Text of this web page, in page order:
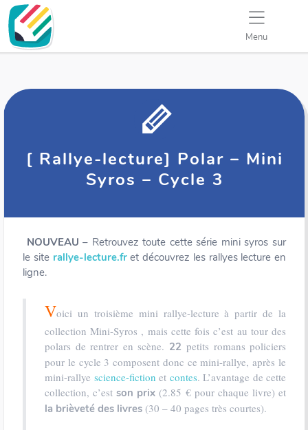
Menu
[ Rallye-lecture] Polar – Mini
Syros – Cycle 3
NOUVEAU– Retrouvez toute cette série mini syros sur
le site rallye-lecture.fret découvrez les rallyes lecture en
ligne.
Voici un troisième mini rallye-lecture à partir de la
collection Mini-Syros , mais cette fois c’est au tour des
polars de rentrer en scène. 22 petits romans policiers
pour le cycle 3 composent donc ce mini-rallye, après le
mini-rallye science-fiction et contes. L’avantage de cette
collection, c’estson prix (2.85 € pour chaque livre) et
la brièveté des livres (30 – 40 pages très courtes).